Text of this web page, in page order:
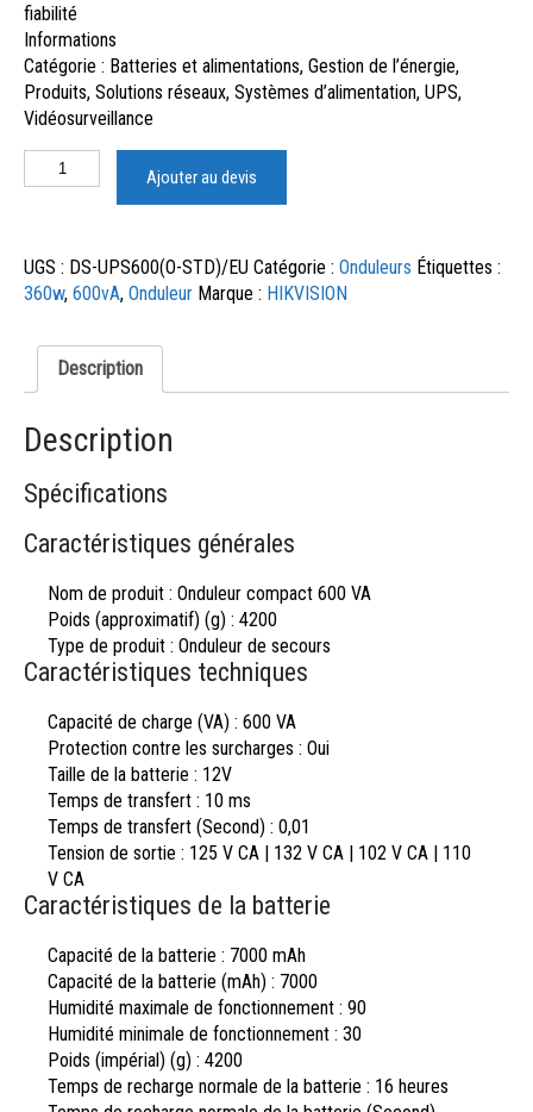
fiabilité
Informations
Catégorie : Batteries et alimentations, Gestion de l’énergie,
Produits, Solutions réseaux, Systèmes d’alimentation, UPS,
Vidéosurveillance
Ajouter au devis
UGS : DS-UPS600(O-STD)/EU Catégorie : Onduleurs Étiquettes :
360w, 600vA, Onduleur Marque : HIKVISION
Description
Description
Spécifications
Caractéristiques générales
Nom de produit : Onduleur compact 600 VA
Poids (approximatif) (g) : 4200
Type de produit : Onduleur de secours
Caractéristiques techniques
Capacité de charge (VA) : 600 VA
Protection contre les surcharges : Oui
Taille de la batterie : 12V
Temps de transfert : 10 ms
Temps de transfert (Second) : 0,01
Tension de sortie : 125 V CA | 132 V CA | 102 V CA | 110
V CA
Caractéristiques de la batterie
Capacité de la batterie : 7000 mAh
Capacité de la batterie (mAh) : 7000
Humidité maximale de fonctionnement : 90
Humidité minimale de fonctionnement : 30
Poids (impérial) (g) : 4200
Temps de recharge normale de la batterie : 16 heures